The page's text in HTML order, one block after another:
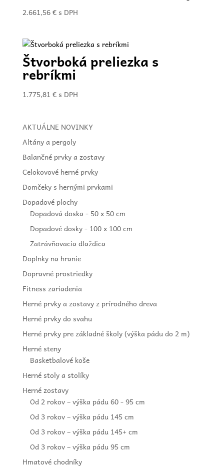
2.661,56€ s DPH
Štvorboká preliezka s
rebríkmi
1.775,81 € s DPH
AKTUÁLNE NOVINKY
Altány a pergoly
Balančné prvky a zostavy
Celokovové herné prvky
Domčeky s hernými prvkami
Dopadové plochy
Dopadová doska - 50 x 50 cm
Dopadové dosky - 100 x 100 cm
Zatrávňovacia dlaždica
Doplnky na hranie
Dopravné prostriedky
Fitness zariadenia
Herné prvky a zostavy z prírodného dreva
Herné prvky do svahu
Herné prvky pre základné školy (výška pádu do 2 m)
Herné steny
Basketbalové koše
Herné stoly a stolíky
Herné zostavy
Od 2 rokov – výška pádu 60 - 95 cm
Od 3 rokov – výška pádu 145 cm
Od 3 rokov – výška pádu 145+ cm
Od 3 rokov – výška pádu 95 cm
Hmatové chodníky